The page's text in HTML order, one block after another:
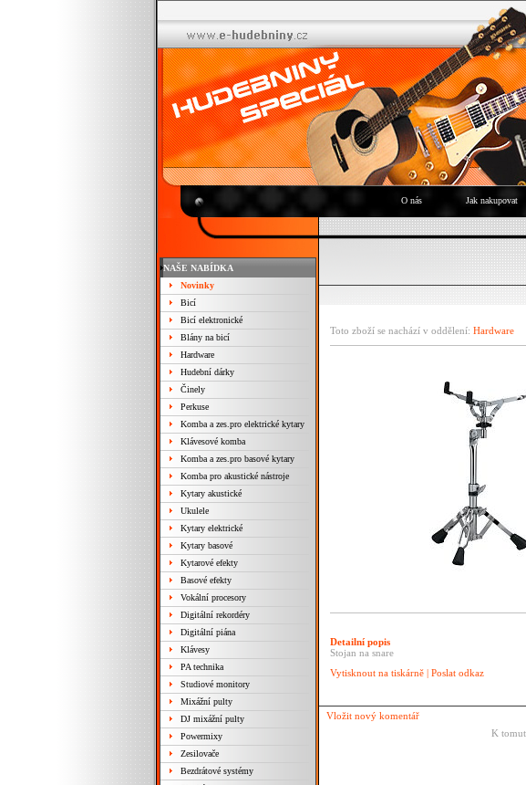
O nás Jak nakupovat
NAŠE NABÍDKA
Novinky
Bicí
Bicí elektronické
Blány na bicí
Hardware
Hudební dárky
Činely
Perkuse
Komba a zes.pro elektrické kytary
Klávesové komba
Komba a zes.pro basové kytary
Komba pro akustické nástroje
Kytary akustické
Ukulele
Kytary elektrické
Kytary basové
Kytarové efekty
Basové efekty
Vokální procesory
Digitální rekordéry
Digitální piána
Klávesy
PA technika
Studiové monitory
Mixážní pulty
DJ mixážní pulty
Powermixy
Zesilovače
Bezdrátové systémy
Toto zboží se nachází v oddělení: Hardware
Detailní popis
Stojan na snare
Vytisknout na tiskárně | Poslat odkaz
Vložit nový komentář
K